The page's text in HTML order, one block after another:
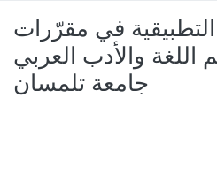
التطبيقية في مقرّرات
اللغة والأدب العربي
جامعة تلمسان